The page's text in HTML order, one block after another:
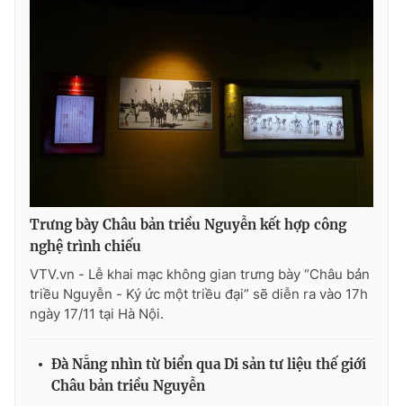
Trưng bày Châu bản triều Nguyễn kết hợp công
nghệ trình chiếu
VTV.vn - Lễ khai mạc không gian trưng bày “Châu bản
triều Nguyễn - Ký ức một triều đại” sẽ diễn ra vào 17h
ngày 17/11 tại Hà Nội.
Đà Nẵng nhìn từ biển qua Di sản tư liệu thế giới
Châu bản triều Nguyễn